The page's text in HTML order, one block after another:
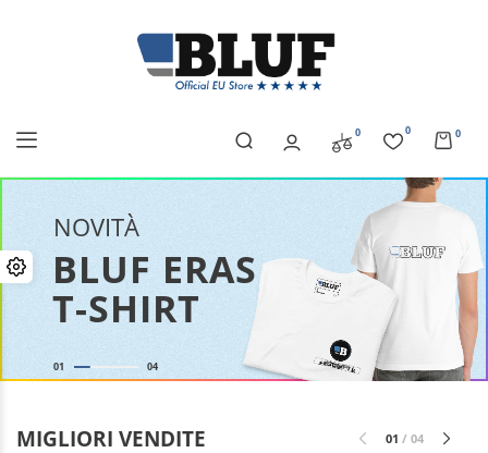
0 0 0
NOVITÀ
BLUF ERAS
T-SHIRT
01 04
MIGLIORI VENDITE 01 / 04